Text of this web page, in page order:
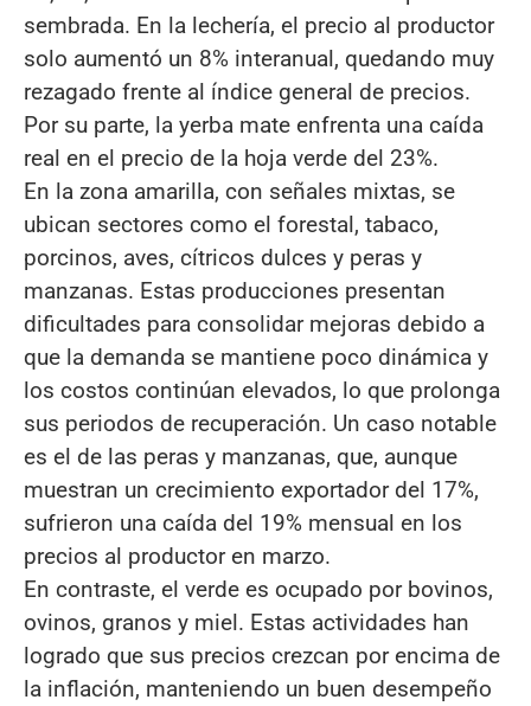
sembrada. En la lechería, el precio al productor
solo aumentó un 8% interanual, quedando muy
rezagado frente al índice general de precios.
Por su parte, la yerba mate enfrenta una caída
real en el precio de la hoja verde del 23%.
En la zona amarilla, con señales mixtas, se
ubican sectores como el forestal, tabaco,
porcinos, aves, cítricos dulces y peras y
manzanas. Estas producciones presentan
dificultades para consolidar mejoras debido a
que la demanda se mantiene poco dinámica y
los costos continúan elevados, lo que prolonga
sus periodos de recuperación. Un caso notable
es el de las peras y manzanas, que, aunque
muestran un crecimiento exportador del 17%,
sufrieron una caída del 19% mensual en los
precios al productor en marzo.
En contraste, el verde es ocupado por bovinos,
ovinos, granos y miel. Estas actividades han
logrado que sus precios crezcan por encima de
la inflación, manteniendo un buen desempeño